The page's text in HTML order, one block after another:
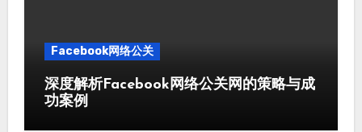
Facebook网络公关
深度解析Facebook网络公关网的策略与成
功案例